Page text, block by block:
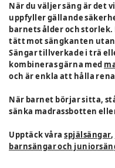
När du väljer säng är
uppfyller gällande
barnets ålder och storlek.
tätt mot sängkanten
Sängar tillverkade i trä
kombineras gärna med
och är enkla att hålla
När barnet börjar sitta,
sänka madrassbotten
Upptäck våraspjälsängar,
barnsängar och